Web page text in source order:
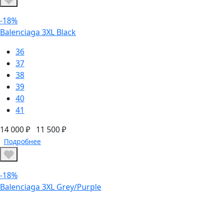
-18%
Balenciaga 3XL Black
36
37
38
39
40
41
14 000 ₽ 11 500 ₽
Подробнее
-18%
Balenciaga 3XL Grey/Purple